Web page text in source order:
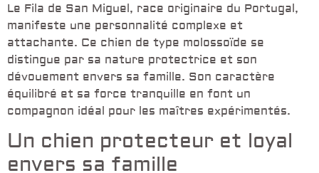
Le Fila de San Miguel, race originaire du Portugal,
manifeste une personnalité complexe et
attachante. Ce chien de type molossoïde se
distingue par sa nature protectrice et son
dévouement envers sa famille. Son caractère
équilibré et sa force tranquille en font un
compagnon idéal pour les maîtres expérimentés.
Un chien protecteur et loyal
envers sa famille